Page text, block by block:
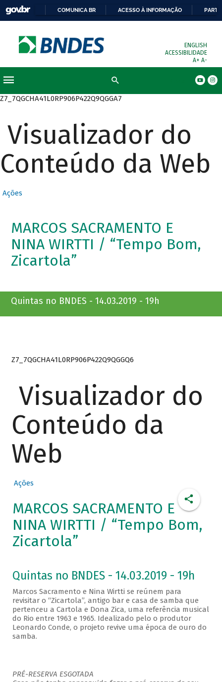
COMUNICA BR ACESSO À INFORMAÇÃO
ENGLISH
ACESSIBILIDADE
A+ A-
Z7_7QGCHA41L0RP906P422Q9QGGA7
Visualizador do
Conteúdo da Web
Ações
MARCOS SACRAMENTO E
NINA WIRTTI / “Tempo Bom,
Zicartola”
Quintas no BNDES - 14.03.2019 - 19h
Z7_7QGCHA41L0RP906P422Q9QGGQ6
Visualizador do
Conteúdo da
Web
Ações
MARCOS SACRAMENTO E
NINA WIRTTI / “Tempo Bom,
Zicartola”
Quintas no BNDES - 14.03.2019 - 19h
Marcos Sacramento e Nina Wirtti se reúnem para
revisitar o “Zicartola”, antigo bar e casa de samba que
pertenceu a Cartola e Dona Zica, uma referência musical
do Rio entre 1963 e 1965. Idealizado pelo o produtor
Leonardo Conde, o projeto revive uma época de ouro do
samba.
PRÉ-RESERVA ESGOTADA